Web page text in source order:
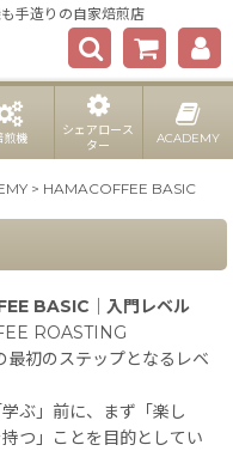
手造りの自家焙煎店
煎機
シェアロース
ター
ACADEMY
> HAMACOFFEE BASIC
BASIC｜入門レベル
ROASTING
初のステップとなるレベ
ぶ」前に、まず「楽し
つ」ことを目的としてい